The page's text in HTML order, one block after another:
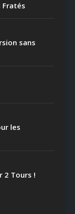
Fratés
sans
les
2 Tours !